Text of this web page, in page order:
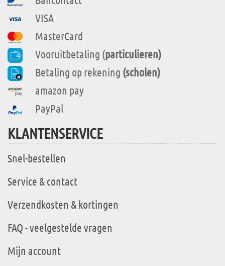
VISA
MasterCard
Vooruitbetaling (particulieren)
Betaling op rekening (scholen)
amazon pay
PayPal
KLANTENSERVICE
Snel-bestellen
Service & contact
Verzendkosten & kortingen
FAQ - veelgestelde vragen
Mijn account